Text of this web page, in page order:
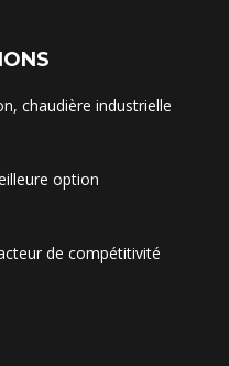
chaudière industrielle
option
de compétitivité